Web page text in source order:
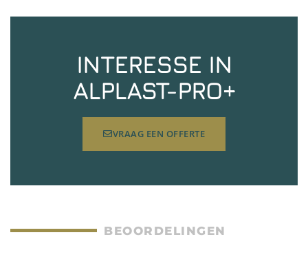
INTERESSE IN
ALPLAST-PRO+
VRAAG EEN OFFERTE
BEOORDELINGEN